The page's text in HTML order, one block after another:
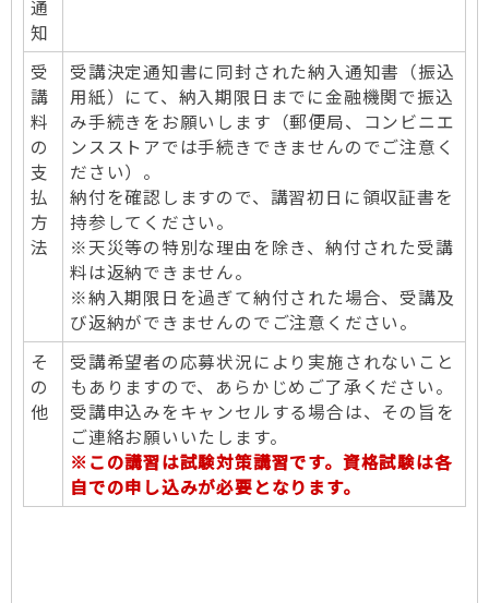
通
知
受
講
料
の
支
払
方
法
受講決定通知書に同封された納入通知書（振込
用紙）にて、納入期限日までに金融機関で振込
み手続きをお願いします（郵便局、コンビニエ
ンスストアでは手続きできませんのでご注意く
ださい）。
納付を確認しますので、講習初日に領収証書を
持参してください。
※天災等の特別な理由を除き、納付された受講
料は返納できません。
※納入期限日を過ぎて納付された場合、受講及
び返納ができませんのでご注意ください。
そ
の
他
受講希望者の応募状況により実施されないこと
もありますので、あらかじめご了承ください。
受講申込みをキャンセルする場合は、その旨を
ご連絡お願いいたします。
※この講習は試験対策講習です。資格試験は各
自での申し込みが必要となります。